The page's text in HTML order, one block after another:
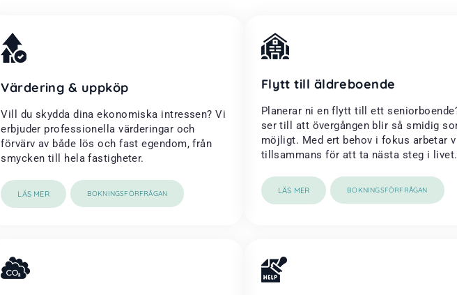
Värdering & uppköp
Vill du skydda dina ekonomiska intressen? Vi
erbjuder professionella värderingar och
förvärv av både lös och fast egendom, från
smycken till hela fastigheter.
LÄS MER BOKNINGSFÖRFRÅGAN
Flytt till äldreboende
Planerar ni en flytt till ett
ser till att övergången blir så smidig
möjligt. Med ert behov i fokus arbetar
tillsammans för att ta nästa steg i livet.
LÄS MER BOKNINGSFÖRFRÅGAN